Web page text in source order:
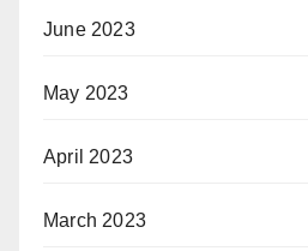
June 2023
May 2023
April 2023
March 2023